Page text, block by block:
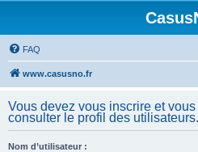
FAQ
www.casusno.fr
Vous devez vous inscrire et
consulter le profil des utilisateurs.
Nom d’utilisateur :